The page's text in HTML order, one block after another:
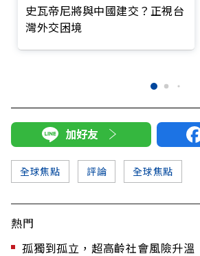
史瓦帝尼將與中國建交？正視台
灣外交困境
加好友
全球焦點 評論 全球焦點
熱門
孤獨到孤立，超高齡社會風險升溫